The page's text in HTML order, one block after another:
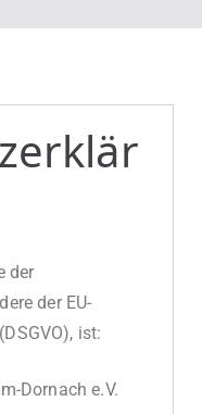
der
der EU-
ist:
Dornach e.V.